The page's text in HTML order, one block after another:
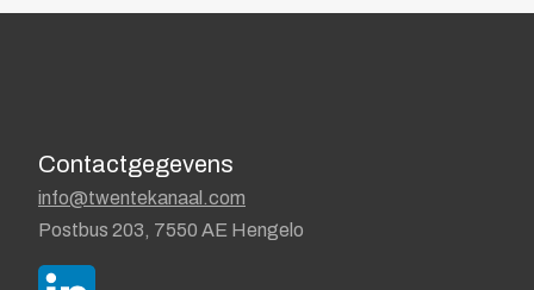
Contactgegevens
info@twentekanaal.com
Postbus 203, 7550 AE Hengelo